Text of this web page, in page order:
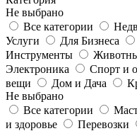
Не выбрано
Все категории
Услуги
Для Бизнеса
Инструменты
Электроника
Спорт и
вещи
Дом и Дача
Не выбрано
Все категории
и здоровье
Перевозки